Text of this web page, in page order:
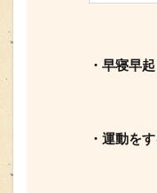
・早寝早
・運動を